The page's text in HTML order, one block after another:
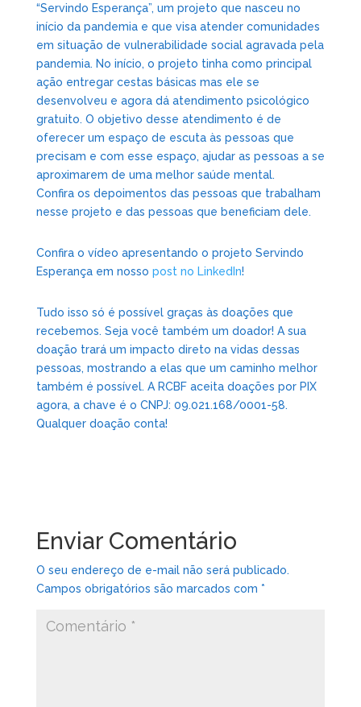
“Servindo Esperança”, um projeto que nasceu no
início da pandemia e que visa atender comunidades
em situação de vulnerabilidade social agravada pela
pandemia. No início, o projeto tinha como principal
ação entregar cestas básicas mas ele se
desenvolveu e agora dá atendimento psicológico
gratuito. O objetivo desse atendimento é de
oferecer um espaço de escuta às pessoas que
precisam e com esse espaço, ajudar as pessoas a se
aproximarem de uma melhor saúde mental.
Confira os depoimentos das pessoas que trabalham
nesse projeto e das pessoas que beneficiam dele.
Confira o vídeo apresentando o projeto Servindo
Esperança em nosso post no LinkedIn!
Tudo isso só é possível graças às doações que
recebemos. Seja você também um doador! A sua
doação trará um impacto direto na vidas dessas
pessoas, mostrando a elas que um caminho melhor
também é possível. A RCBF aceita doações por PIX
agora, a chave é o CNPJ: 09.021.168/0001-58.
Qualquer doação conta!
Enviar Comentário
O seu endereço de e-mail não será publicado.
Campos obrigatórios são marcados com *